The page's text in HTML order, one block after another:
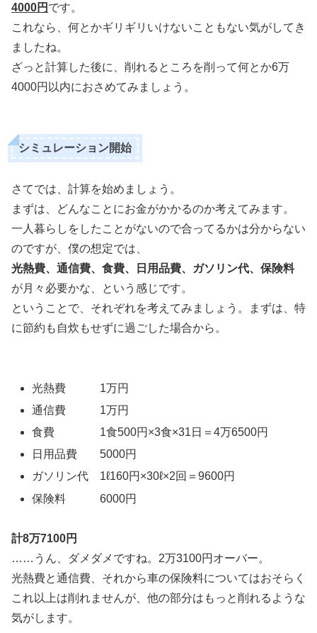
4000円 です。
これなら、何とかギリギリいけないこともない気がしてき
ましたね。
ざっと計算した後に、削れるところを削って何とか6万
4000円以内におさめてみましょう。
シミュレーション開始
さてでは、計算を始めましょう。
まずは、どんなことにお金がかかるのか考えてみます。
一人暮らしをしたことがないので合ってるかは分からない
のですが、僕の想定では、
光熱費、通信費、食費、日用品費、ガソリン代、保険料
が月々必要かな、という感じです。
ということで、それぞれを考えてみましょう。まずは、特
に節約も自炊もせずに過ごした場合から。
光熱費 1万円
通信費 1万円
食費 1食500円×3食×31日＝4万6500円
日用品費 5000円
ガソリン代 1ℓ160円×30ℓ×2回＝9600円
保険料 6000円
計8万7100円
……うん、ダメダメですね。2万3100円オーバー。
光熱費と通信費、それから車の保険料についてはおそらく
これ以上は削れませんが、他の部分はもっと削れるような
気がします。